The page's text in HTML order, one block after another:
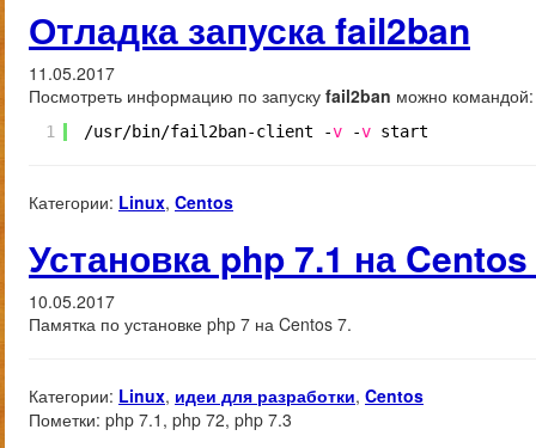
Отладка запуска fail2ban
11.05.2017
Посмотреть информацию по запуску fail2ban можно командой:
1 /usr/bin/fail2ban-client -v -v start
Категории: Linux, Centos
Установка php 7.1 на
10.05.2017
Памятка по установке php 7 на Centos 7.
Категории: Linux, идеи для разработки, Centos
Пометки: php 7.1, php 72, php 7.3